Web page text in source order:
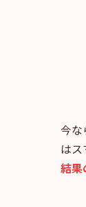
今な
はス
結果